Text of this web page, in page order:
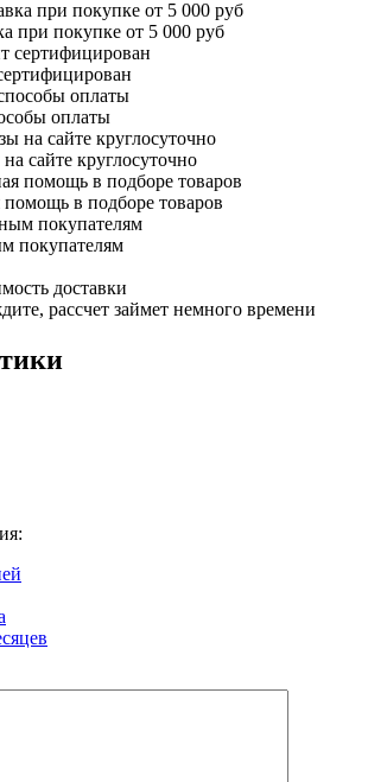
при покупке от 5 000 руб
оплаты
сайте круглосуточно
в подборе товаров
покупателям
доставки
рассчет займет немного времени